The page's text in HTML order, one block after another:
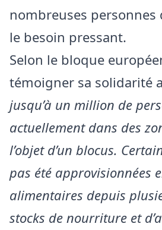
nombreuses personnes
le besoin pressant.
Selon le bloque
témoigner sa solidarité
jusqu’à un million de
actuellement dans des
l’objet d’un blocus.
pas été approvisionnées
alimentaires depuis
stocks de nourriture et